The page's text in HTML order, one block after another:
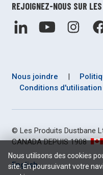
REJOIGNEZ-NOUS SUR
Nous joindre |
Conditions d'utilisation
© Les Produits Dustbane
CANADA DEPUIS 1908
English
Nous utilisons des cookies
site. En poursuivant votre